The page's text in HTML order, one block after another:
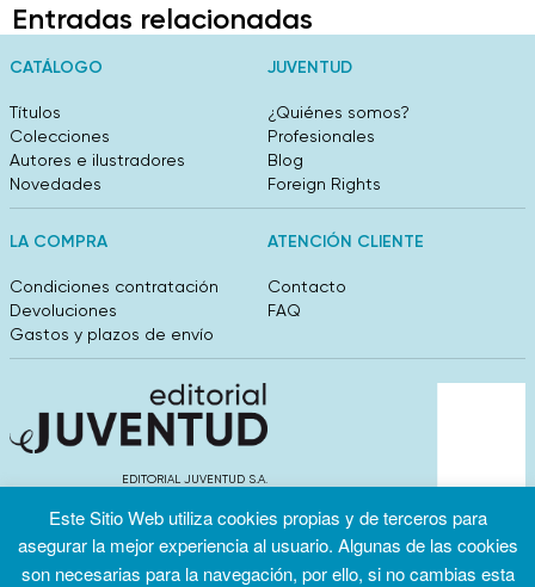
Entradas relacionadas
CATÁLOGO
Títulos
Colecciones
Autores e ilustradores
Novedades
JUVENTUD
¿Quiénes somos?
Profesionales
Blog
Foreign Rights
LA COMPRA
Condiciones contratación
Devoluciones
Gastos y plazos de envío
ATENCIÓN CLIENTE
Contacto
FAQ
EDITORIAL JUVENTUD S.A.
info@editorialjuventud.es
(+34) 93 444 18 00
Este Sitio Web utiliza cookies propias y de terceros para
asegurar la mejor experiencia al usuario. Algunas de las cookies
son necesarias para la navegación, por ello, si no cambias esta